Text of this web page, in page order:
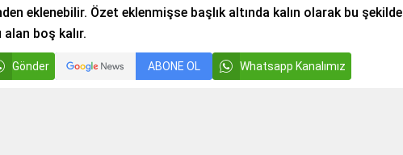
eklenebilir. Özet eklenmişse başlık altında kalın olarak bu şekilde
boş kalır.
Gönder ABONE OL Whatsapp Kanalımız